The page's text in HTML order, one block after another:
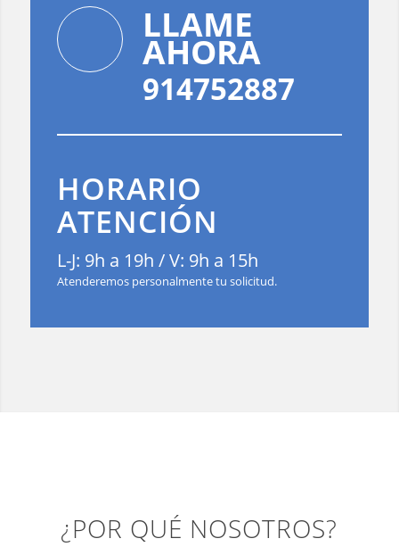
LLAME
AHORA
914752887
HORARIO
ATENCIÓN
L-J: 9h a 19h / V: 9h a 15h
Atenderemos personalmente tu solicitud.
¿POR QUÉ NOSOTROS?